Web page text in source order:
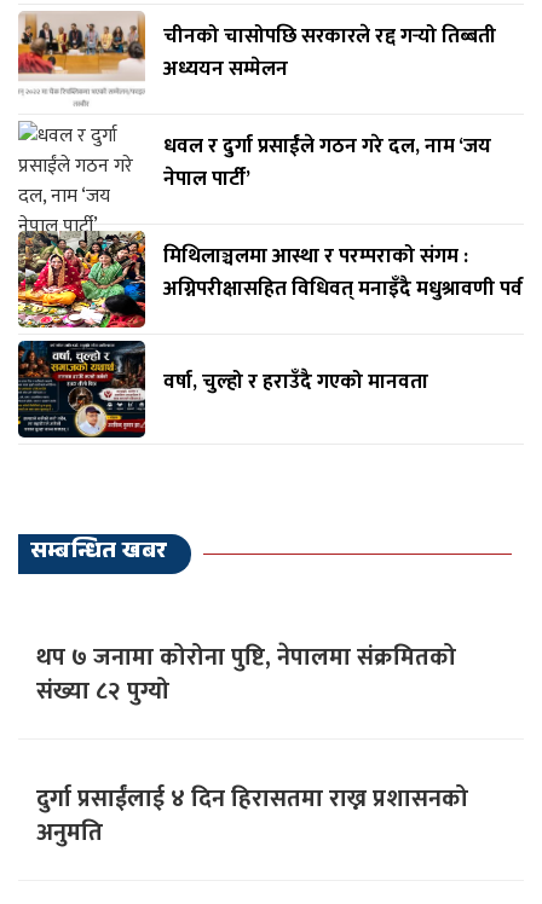
चीनको चासोपछि सरकारले रद्द गर्‍यो तिब्बती
अध्ययन सम्मेलन
धवल र दुर्गा प्रसाईंले गठन गरे दल, नाम ‘जय
नेपाल पार्टी’
मिथिलाञ्चलमा आस्था र परम्पराको संगम :
अग्निपरीक्षासहित विधिवत् मनाइँदै मधुश्रावणी पर्व
वर्षा, चुल्हो र हराउँदै गएको मानवता
सम्बन्धित खबर
थप ७ जनामा कोरोना पुष्टि, नेपालमा संक्रमितको
संख्या ८२ पुग्यो
दुर्गा प्रसाईंलाई ४ दिन हिरासतमा राख्न प्रशासनको
अनुमति